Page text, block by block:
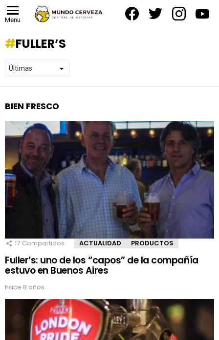
Menu
FULLER’S
BIEN FRESCO
17 Compartidos ACTUALIDAD PRODUCTOS
Fuller’s: uno de los “capos” de la compañía
estuvo en Buenos Aires
hace 8 años